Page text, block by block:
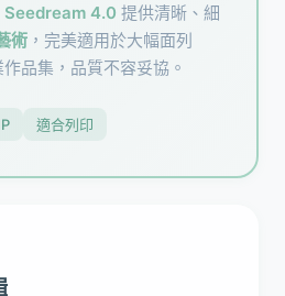
Seedream 4.0 提供清晰、細
術 ，完美適用於大幅面列
品集，品質不容妥協。
適合列印